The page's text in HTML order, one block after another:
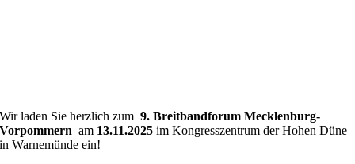
Wir laden Sie herzlich zum9. Breitbandforum Mecklenburg-
Vorpommern am 13.11.2025 im Kongresszentrum der Hohen Düne
in Warnemünde ein!